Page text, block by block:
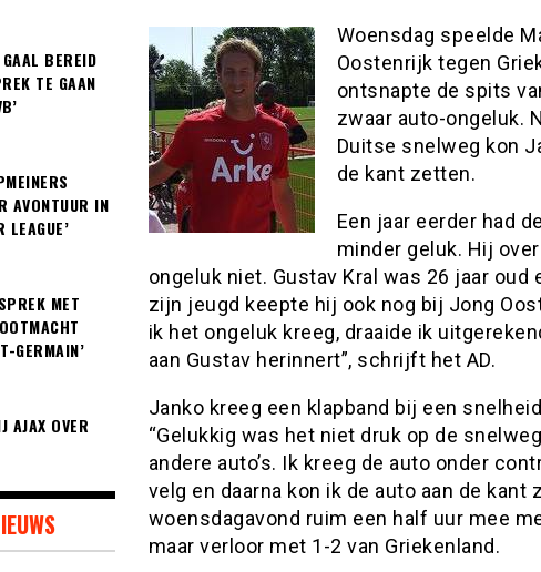
Woensdag speelde
Oostenrijk tegen
ontsnapte de spits
zwaar auto-ongeluk.
Duitse snelweg kon
de kant zetten.
Een jaar eerder had
minder geluk. Hij
ongeluk niet. Gustav Kral was 26 jaar oud
zijn jeugd keepte hij ook nog bij Jong
ik het ongeluk kreeg, draaide ik
aan Gustav herinnert”, schrijft het AD.
Janko kreeg een klapband bij een
“Gelukkig was het niet druk op de
andere auto’s. Ik kreeg de auto onder
velg en daarna kon ik de auto aan de kant
woensdagavond ruim een half uur mee
maar verloor met 1-2 van Griekenland.
BEREID
TE GAAN
AVONTUUR IN
LEAGUE’
MET
GERMAIN’
AJAX OVER